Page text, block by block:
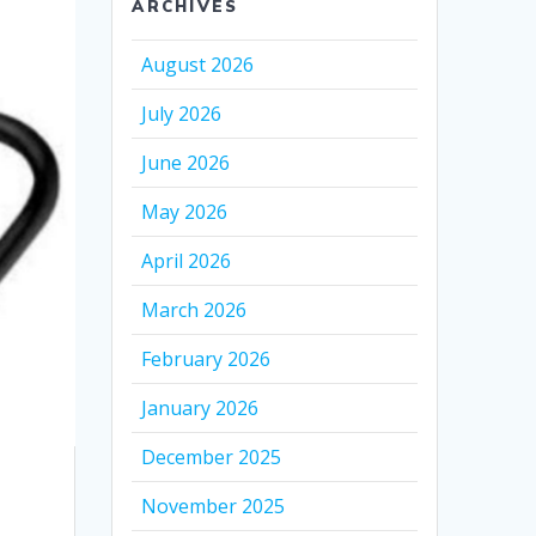
ARCHIVES
August 2026
July 2026
June 2026
May 2026
April 2026
March 2026
February 2026
January 2026
December 2025
November 2025